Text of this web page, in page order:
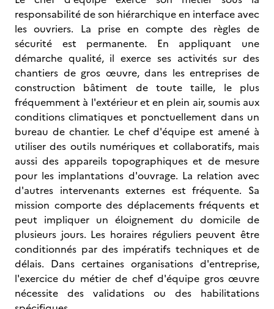
responsabilité de son hiérarchique en interface avec
les ouvriers. La prise en compte des règles de
sécurité est permanente. En appliquant une
démarche qualité, il exerce ses activités sur des
chantiers de gros œuvre, dans les entreprises de
construction bâtiment de toute taille, le plus
fréquemment à l'extérieur et en plein air, soumis aux
conditions climatiques et ponctuellement dans un
bureau de chantier. Le chef d'équipe est amené à
utiliser des outils numériques et collaboratifs, mais
aussi des appareils topographiques et de mesure
pour les implantations d'ouvrage. La relation avec
d'autres intervenants externes est fréquente. Sa
mission comporte des déplacements fréquents et
peut impliquer un éloignement du domicile de
plusieurs jours. Les horaires réguliers peuvent être
conditionnés par des impératifs techniques et de
délais. Dans certaines organisations d'entreprise,
l'exercice du métier de chef d'équipe gros œuvre
nécessite des validations ou des habilitations